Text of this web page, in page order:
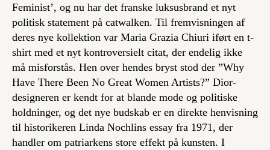
Feminist’, og nu har det franske luksusbrand et nyt
politisk statement på catwalken. Til fremvisningen af
deres nye kollektion var Maria Grazia Chiuri iført en t-
shirt med et nyt kontroversielt citat, der endelig ikke
må misforstås. Hen over hendes bryst stod der ”Why
Have There Been No Great Women Artists?” Dior-
designeren er kendt for at blande mode og politiske
holdninger, og det nye budskab er en direkte henvisning
til historikeren Linda Nochlins essay fra 1971, der
handler om patriarkens store effekt på kunsten. I